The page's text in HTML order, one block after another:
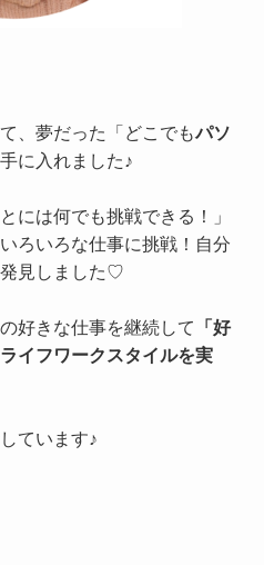
、夢だった「どこでもパソ
に入れました♪
には何でも挑戦できる！」
ろいろな仕事に挑戦！自分
見しました♡
好きな仕事を継続して
「好
イフワークスタイルを実
ています♪